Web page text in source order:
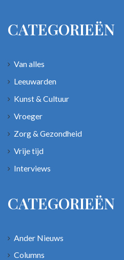
CATEGORIEËN
Van alles
Leeuwarden
Kunst & Cultuur
Vroeger
Zorg & Gezondheid
Vrije tijd
Interviews
CATEGORIEËN
Ander Nieuws
Columns